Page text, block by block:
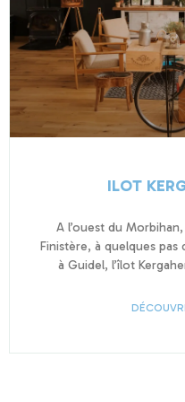
ILOT
A l’ouest du
Finistère, à quelques pas
à Guidel, l’îlot